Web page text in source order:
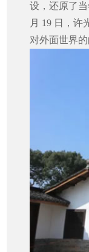
设，还原了
月 19 日，许
对外面世界